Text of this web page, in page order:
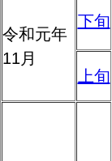
令和元年
11月
下旬
上旬